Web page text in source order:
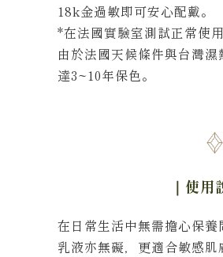
18k金過敏即可安心配戴。
*在法國實驗室測試正常使
由於法國天候條件與台灣
達3~10年保色。
｜使用
在日常生活中無需擔心保養
乳液亦無礙，更適合敏感肌